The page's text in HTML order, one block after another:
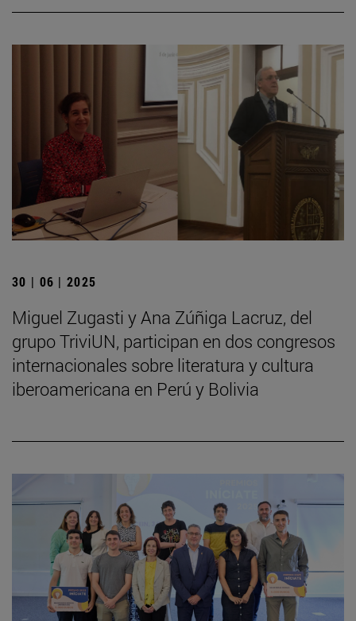
30 | 06 | 2025
Miguel Zugasti y Ana Zúñiga Lacruz, del
grupo TriviUN, participan en dos congresos
internacionales sobre literatura y cultura
iberoamericana en Perú y Bolivia